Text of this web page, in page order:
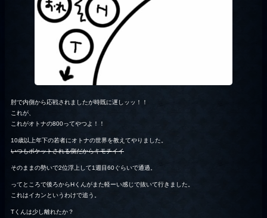
肘で内側から応戦されましたが時既に遅しッッ！！
これが、
これがオトナの800ってやつよ！！
10歳以上年下の若者にオトナの世界を教えてやりました。
いつもポケットされる側だからキモチイイ
そのままの勢いで2位浮上して1週目60ぐらいで通過。
ってところで後ろからHくんがまた軽ーい感じで抜いて行きました。
これはイカンというわけで追う。
Tくんは少し離れたか？